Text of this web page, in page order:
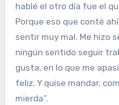
hablé el otro día fue el
Porque eso que conté
sentir muy mal. Me hizo
ningún sentido seguir
gusta, en lo que me
feliz. Y quise mandar,
mierda”.